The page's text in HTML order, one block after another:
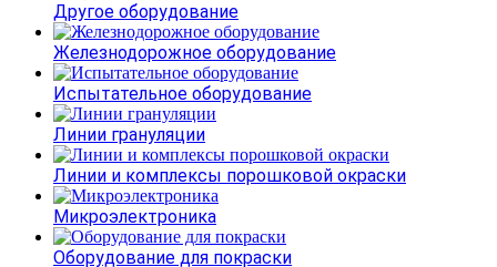
Другое оборудование
Железнодорожное оборудование
Испытательное оборудование
Линии грануляции
Линии и комплексы порошковой окраски
Микроэлектроника
Оборудование для покраски